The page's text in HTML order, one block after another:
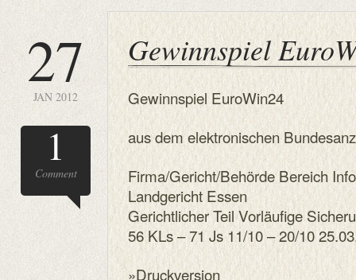
27
JAN 2012
1
Comment
Gewinnspiel
Gewinnspiel EuroWin24
aus dem elektronischen
Firma/Gericht/Behörde Bereich
Landgericht Essen
Gerichtlicher Teil Vorläufige
56 KLs – 71 Js 11/10 – 20/10
»Druckversion